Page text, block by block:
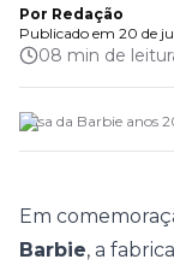
Por Redação
Publicado em 20 de
08 min de
Casa da Barbie anos
Em
Barbie, a